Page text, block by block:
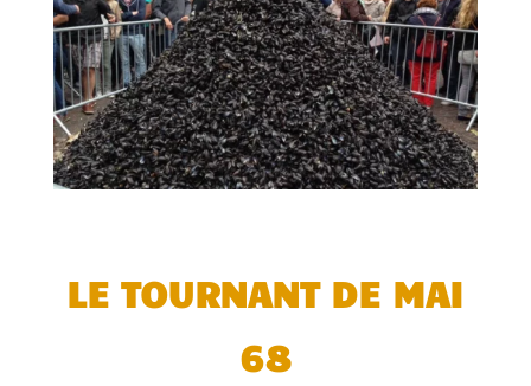
LE TOURNANT DE MAI
68